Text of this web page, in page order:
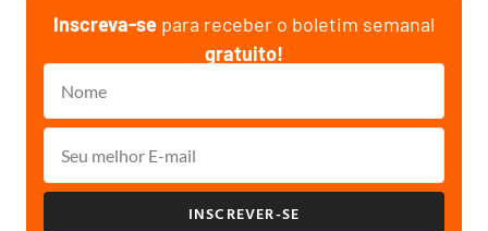
Inscreva-se para receber o boletim semanal
gratuito!
INSCREVER-SE